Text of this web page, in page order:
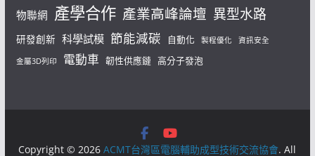
物聯網 產學合作 產業高峰論壇 異型水路
研發創新 科學試模 節能減碳 自動化 製程優化 資訊安全
金屬3D列印 電動車 韌性供應鏈 高分子發泡
Copyright © 2026ACMT台灣區電腦輔助成型技術交流協會. All